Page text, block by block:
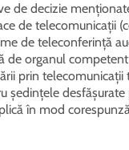
de decizie
de telecomunicații
de teleconferință
de organul
prin
ședințele desfășurate
în mod